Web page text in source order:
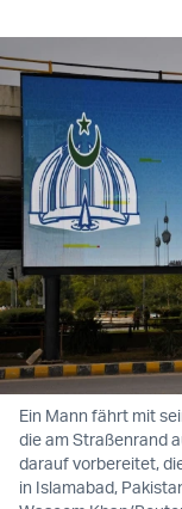
Ein Mann fährt mit
die am Straßenrand
darauf vorbereitet,
in Islamabad,